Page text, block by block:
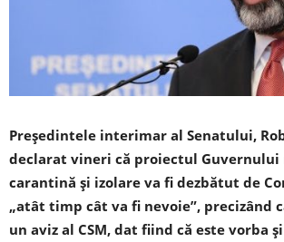
Preşedintele interimar al Senatului,
declarat vineri că proiectul
carantină şi izolare va fi dezbătut de
„atât timp cât va fi nevoie”, precizând
un aviz al CSM, dat fiind că este vorba